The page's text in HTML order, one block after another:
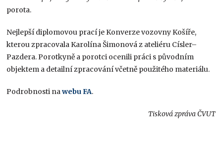
porota.
Nejlepší diplomovou prací je Konverze vozovny Košíře,
kterou zpracovala Karolína Šimonová z ateliéru Císler–
Pazdera. Porotkyně a porotci ocenili práci s původním
objektem a detailní zpracování včetně použitého materiálu.
Podrobnosti nawebu FA.
Tisková zpráva ČVUT